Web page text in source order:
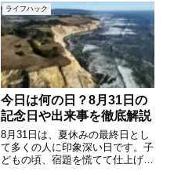
ライフハック
今日は何の日？8月31日の
記念日や出来事を徹底解説
8月31日は、夏休みの最終日とし
て多くの人に印象深い日です。子
どもの頃、宿題を慌てて仕上げた